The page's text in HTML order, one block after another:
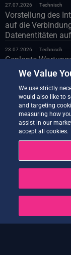
27.07.2026 Technisch
Vorstellung des
auf die
Datenentitäten
23.07.2026 Technisch
Geplante
Polytope über die
Technisch
Geplante
Technisch
Vorstellung des
21.07.2026
Quantum Service
20.07.2026 Technisch
Earth Data Hub
20.07.2026
GELÖST –
We Value
We use strictly
would also like to
and targeting
measuring how
assist in our
accept all cookies.